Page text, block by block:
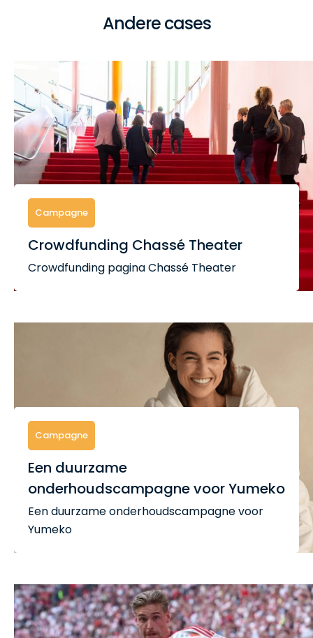
Andere cases
Campagne
Crowdfunding Chassé Theater
Crowdfunding pagina Chassé Theater
Campagne
Een duurzame
onderhoudscampagne voor Yumeko
Een duurzame onderhoudscampagne voor
Yumeko